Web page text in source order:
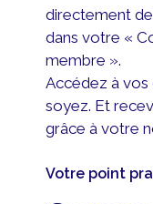
directement
dans votre «
membre ».
Accédez à
soyez. Et
grâce à votre
Votre point